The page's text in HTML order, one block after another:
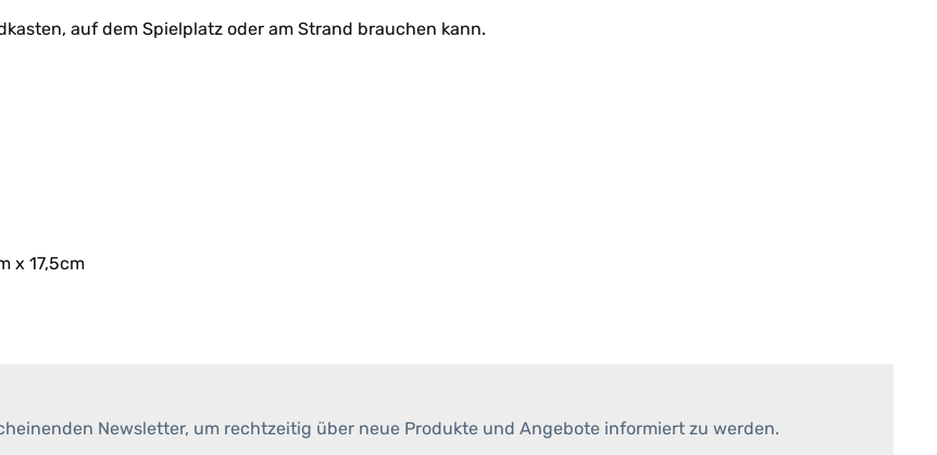
auf dem Spielplatz oder am Strand brauchen kann.
x 17,5cm
Newsletter, um rechtzeitig über neue Produkte und Angebote informiert zu werden.